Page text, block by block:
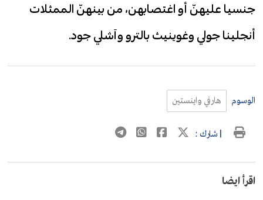
جنسيا عليهنّ أو اغتصابهن، من بينهنّ الممثلات
أنجلينا جولي وغوينيث بالترو وآشلي جود.
الوسوم هارفي واينستين
| شارك :
اقرأ ايضا